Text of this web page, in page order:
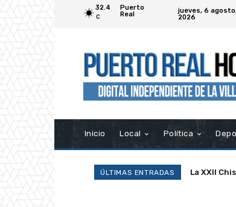
32.4
C
Puerto
Real
jueves, 6
2026
Inicio Local Política
ÚLTIMAS ENTRADAS La XXII